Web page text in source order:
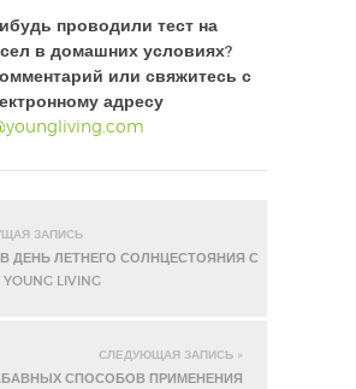
проводили тест на
в домашних условиях?
или свяжитесь с
адресу
ЗАПИСЬ
ДЕНЬ ЛЕТНЕГО СОЛНЦЕСТОЯНИЯ С
LIVING
СЛЕДУЮЩАЯ ЗАПИСЬ »
СПОСОБОВ ПРИМЕНЕНИЯ